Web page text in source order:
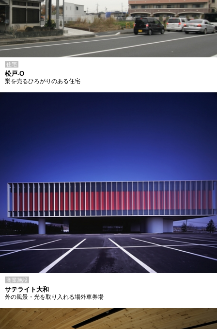
住宅
松戸-O
梨を売るひろがりのある住宅
商業施設
サテライト大和
外の風景・光を取り入れる場外車券場